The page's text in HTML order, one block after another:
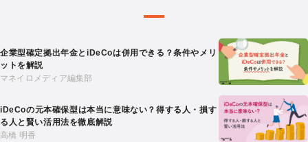
企業型確定拠出年金とiDeCoは併用できる？条件やメリ
ットを解説
マネイロメディア編集部
iDeCoの元本確保型は本当に意味ない？得する人・損す
る人と賢い活用法を徹底解説
高橋 明香